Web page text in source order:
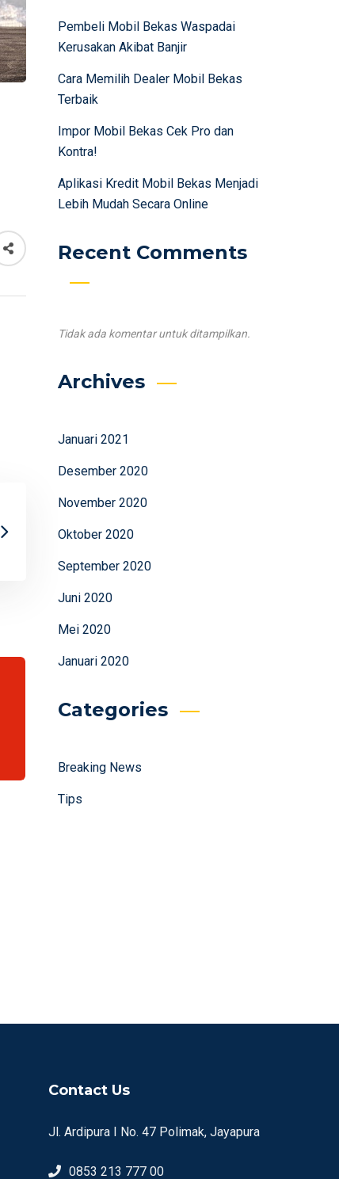
Pembeli Mobil Bekas Waspadai
Kerusakan Akibat Banjir
Cara Memilih Dealer Mobil Bekas
Terbaik
Impor Mobil Bekas Cek Pro dan
Kontra!
Aplikasi Kredit Mobil Bekas Menjadi
Lebih Mudah Secara Online
Recent Comments
Tidak ada komentar untuk ditampilkan.
Archives
Januari 2021
Desember 2020
November 2020
Oktober 2020
September 2020
Juni 2020
Mei 2020
Januari 2020
Categories
Breaking News
Tips
Contact Us
Jl. Ardipura I No. 47 Polimak, Jayapura
0853 213 777 00